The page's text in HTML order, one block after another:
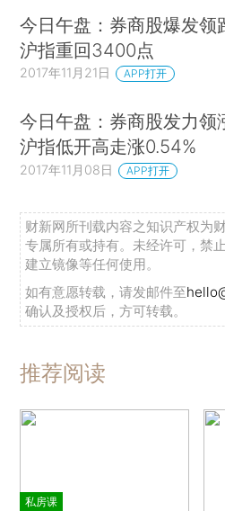
今日午盘：券商股爆发领
沪指重回3400点
2017年11月21日 APP打开
今日午盘：券商股发力领
沪指低开高走涨0.54%
2017年11月08日 APP打开
财新网所刊载内容之知识产权为
专属所有或持有。未经许可，禁
建立镜像等任何使用。
如有意愿转载，请发邮件至
确认及授权后，方可转载。
推荐阅读
私房课